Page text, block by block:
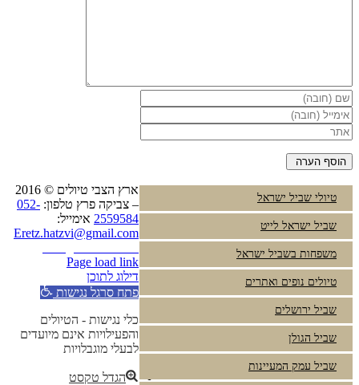
טיולי שביל ישראל
שביל ישראל לייט
משפחות בשביל ישראל
טיולים נופים ואתרים
שביל ירושלים
שביל הגולן
שביל עמק המעיינות
ארץ הצבי טיולים © 2016
– צביקה פרץ טלפון: 052-
2559584 אימייל:
Eretz.hatzvi@gmail.com
Page load link
דילוג לתוכן
פתח סרגל נגישות
כלי נגישות - הטיולים
והפעילויות אינם מיועדים
לבעלי מוגבלויות
הגדל טקסט